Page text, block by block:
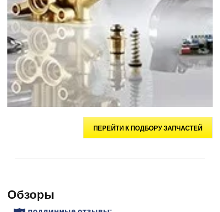
ПЕРЕЙТИ К ПОДБОРУ ЗАПЧАСТЕЙ